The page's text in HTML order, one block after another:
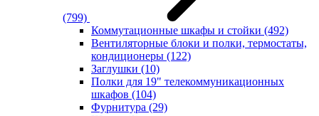
(799)
Коммутационные шкафы и стойки (492)
Вентиляторные блоки и полки, термостаты,
кондиционеры (122)
Заглушки (10)
Полки для 19" телекоммуникационных
шкафов (104)
Фурнитура (29)